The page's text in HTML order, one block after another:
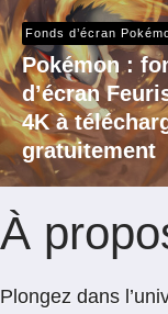
Fonds d’écran
Pokémon :
d’écran
4K à
gratuitement
À
Plongez dans